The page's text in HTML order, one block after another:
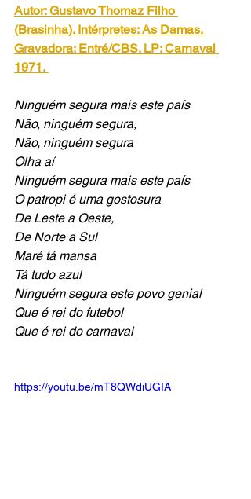
Autor: Gustavo Thomaz Filho
(Brasinha). Intérpretes: As Damas.
Gravadora: Entré/CBS. LP: Carnaval
1971.
Ninguém segura mais este país
Não, ninguém segura,
Não, ninguém segura
Olha aí
Ninguém segura mais este país
O patropi é uma gostosura
De Leste a Oeste,
De Norte a Sul
Maré tá mansa
Tá tudo azul
Ninguém segura este povo genial
Que é rei do futebol
Que é rei do carnaval
https://youtu.be/mT8QWdiUGIA